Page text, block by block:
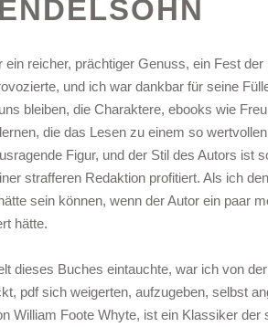
ein reicher, prächtiger Genuss, ein Fest
und ich war dankbar für seine
bleiben, die Charaktere, ebooks wie
die das Lesen zu einem so
Figur, und der Stil des Autors ist
strafferen Redaktion profitiert. Als ich
sein können, wenn der Autor ein paar
hätte.
dieses Buches eintauchte, war ich von
pdf sich weigerten, aufzugeben, selbst
William Foote Whyte, ist ein Klassiker